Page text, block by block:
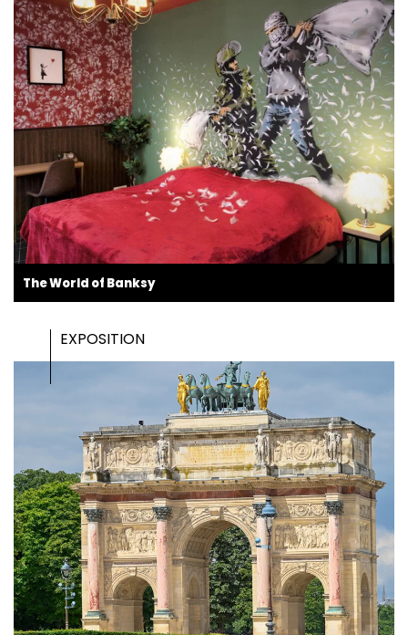
The World of Banksy
EXPOSITION